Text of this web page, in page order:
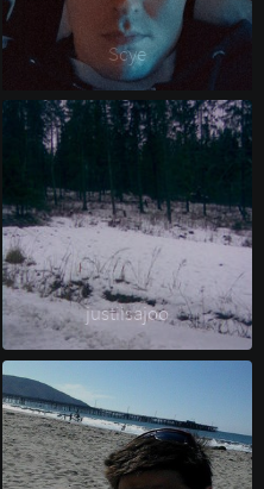
Scye
justiisajoo